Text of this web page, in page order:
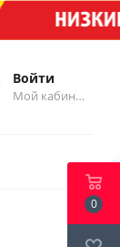
Войти
Мой кабинет
0